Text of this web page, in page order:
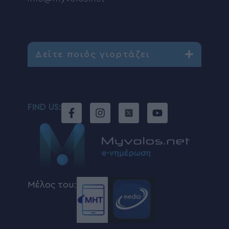
Δείτε ποιός γιορτάζει
FIND US:
Μέλος του: